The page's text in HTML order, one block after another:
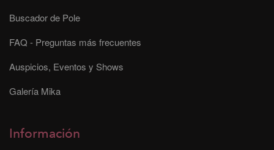
Buscador de Pole
FAQ - Preguntas más frecuentes
Auspicios, Eventos y Shows
Galería Mika
Información